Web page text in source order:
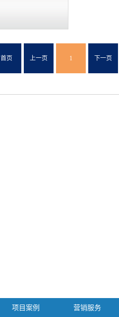
首页 上一页 1 下一页
项目案例 营销服务